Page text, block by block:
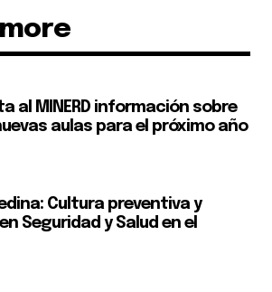
al MINERD información sobre
aulas para el próximo año
Cultura preventiva y
Seguridad y Salud en el